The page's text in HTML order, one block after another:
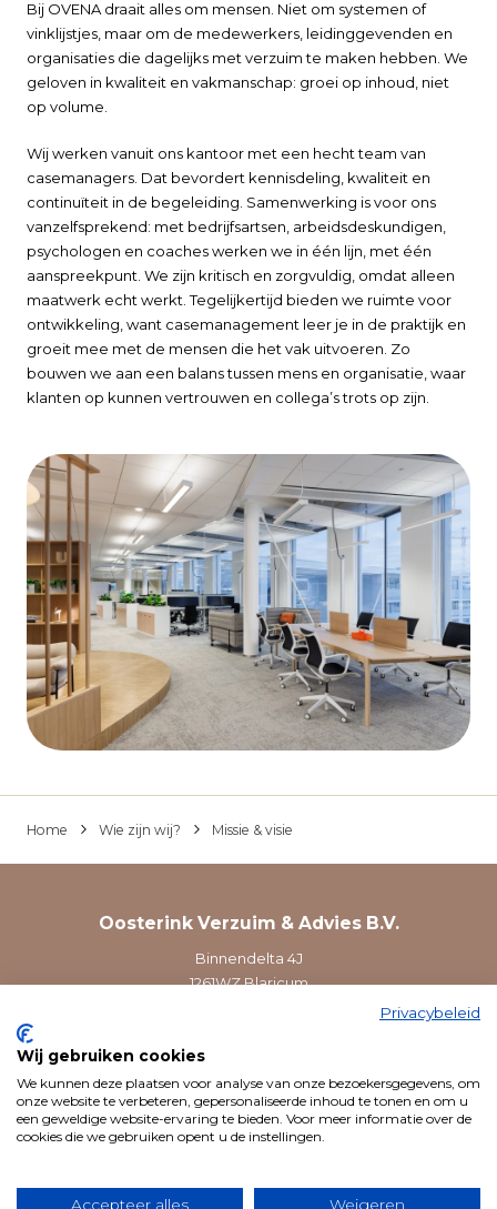
Bij OVENA draait alles om mensen. Niet om systemen of
vinklijstjes, maar om de medewerkers, leidinggevenden en
organisaties die dagelijks met verzuim te maken hebben. We
geloven in kwaliteit en vakmanschap: groei op inhoud, niet
op volume.
Wij werken vanuit ons kantoor met een hecht team van
casemanagers. Dat bevordert kennisdeling, kwaliteit en
continuïteit in de begeleiding. Samenwerking is voor ons
vanzelfsprekend: met bedrijfsartsen, arbeidsdeskundigen,
psychologen en coaches werken we in één lijn, met één
aanspreekpunt. We zijn kritisch en zorgvuldig, omdat alleen
maatwerk echt werkt. Tegelijkertijd bieden we ruimte voor
ontwikkeling, want casemanagement leer je in de praktijk en
groeit mee met de mensen die het vak uitvoeren. Zo
bouwen we aan een balans tussen mens en organisatie, waar
klanten op kunnen vertrouwen en collega’s trots op zijn.
Home Wie zijn wij? Missie & visie
Oosterink Verzuim & Advies B.V.
Binnendelta 4J
1261WZ Blaricum
info@ovena.nl
Volg ons op LinkedIn Oosterink
Privacybeleid
Wij gebruiken cookies
We kunnen deze plaatsen voor analyse van onze bezoekersgegevens, om
onze website te verbeteren, gepersonaliseerde inhoud te tonen en om u
een geweldige website-ervaring te bieden. Voor meer informatie over de
cookies die we gebruiken opent u de instellingen.
Accepteer alles Weigeren